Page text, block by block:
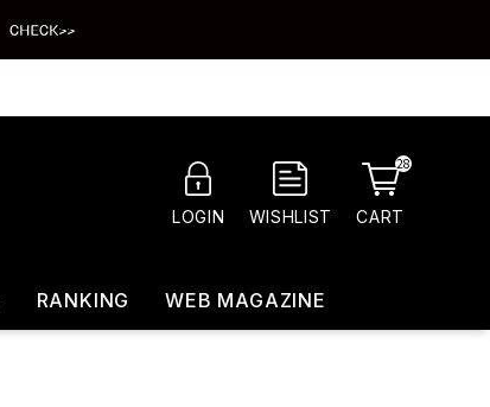
LOGIN WISHLIST CART
28
RANKING WEB MAGAZINE